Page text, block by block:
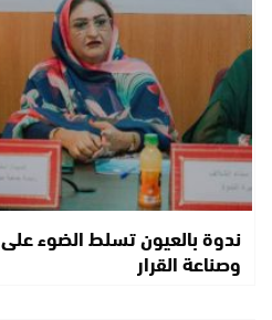
ندوة بالعيون تسلط الضوء على
وصناعة القرار